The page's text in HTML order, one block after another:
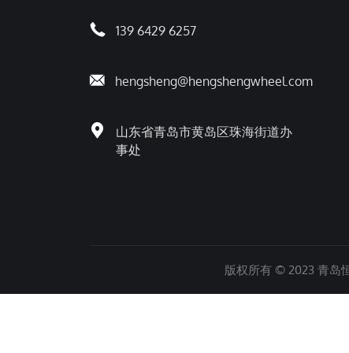
139 6429 6257
hengsheng@hengshengwheel.com
山东省青岛市黄岛区珠海街道办
事处
版权所有 © 2023 青岛